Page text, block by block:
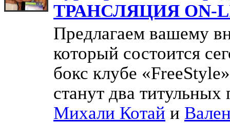
ТРАНСЛЯЦИЯ ON-
Предлагаем вашему
который состоится
бокс клубе
станут два
Михали Котай и